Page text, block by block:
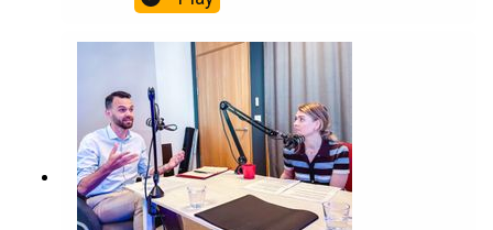
vikten av att stödja fria och demokratiska val, och
hela Europa – och Sverige.Medverkande: Per
Olsson Fridh, generaldirektör FBA, Linda
Borgheden, Östeuropaansvarig på FBA och Jenny
Lindqvist, utsänd av FBA till svenska
ambassaden i Moldavien.